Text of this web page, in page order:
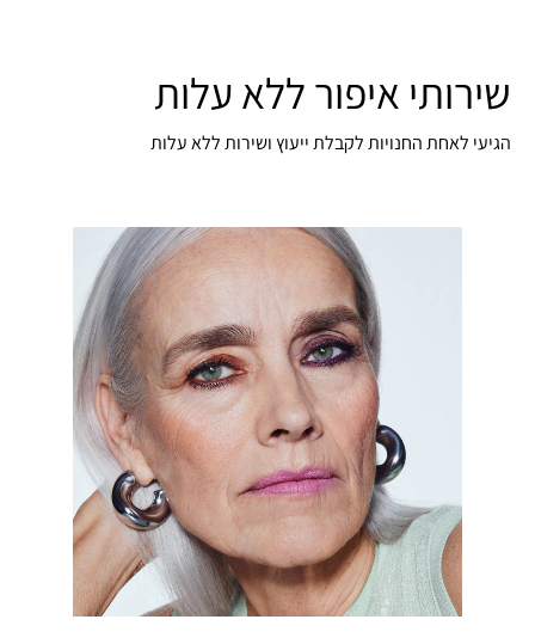
שירותי איפור ללא עלות
הגיעי לאחת החנויות לקבלת ייעוץ ושירות ללא עלות